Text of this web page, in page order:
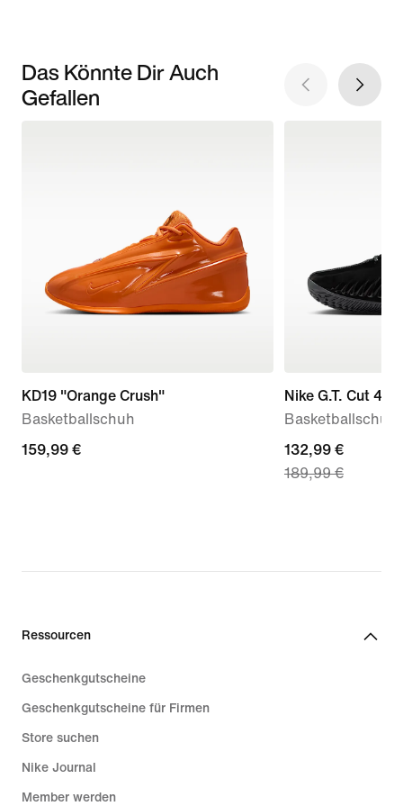
Das Könnte Dir Auch
Gefallen
KD19 "Orange Crush"
Basketballschuh
159,99 €
159,99 €
Nike G.T. Cut 4
Basketballschuh
current
price
189,99 €
132,99 €
189,99 €
Ressourcen
Geschenkgutscheine
Geschenkgutscheine für Firmen
Store suchen
Nike Journal
Member werden